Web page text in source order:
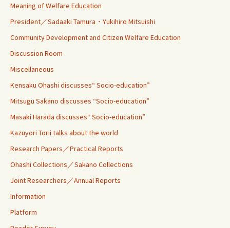
Meaning of Welfare Education
President／Sadaaki Tamura・Yukihiro Mitsuishi
Community Development and Citizen Welfare Education
Discussion Room
Miscellaneous
Kensaku Ohashi discusses“ Socio-education”
Mitsugu Sakano discusses “Socio-education”
Masaki Harada discusses“ Socio-education”
Kazuyori Torii talks about the world
Research Papers／Practical Reports
Ohashi Collections／Sakano Collections
Joint Researchers／Annual Reports
Information
Platform